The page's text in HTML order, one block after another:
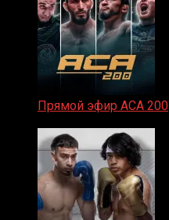
Прямой эфир ACA 200